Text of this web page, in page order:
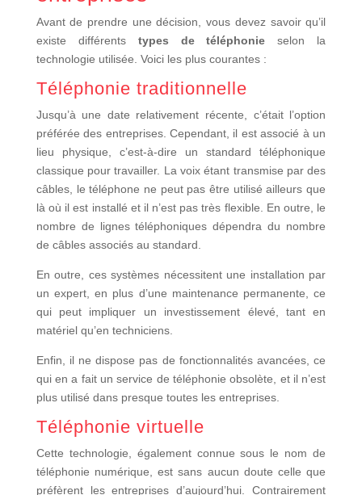
Avant de prendre une décision, vous devez savoir qu’il
existe différentstypes de téléphonie selon la
technologie utilisée. Voici les plus courantes :
Téléphonie traditionnelle
Jusqu’à une date relativement récente, c’était l’option
préférée des entreprises. Cependant, il est associé à un
lieu physique, c’est-à-dire un standard téléphonique
classique pour travailler. La voix étant transmise par des
câbles, le téléphone ne peut pas être utilisé ailleurs que
là où il est installé et il n’est pas très flexible. En outre, le
nombre de lignes téléphoniques dépendra du nombre
de câbles associés au standard.
En outre, ces systèmes nécessitent une installation par
un expert, en plus d’une maintenance permanente, ce
qui peut impliquer un investissement élevé, tant en
matériel qu’en techniciens.
Enfin, il ne dispose pas de fonctionnalités avancées, ce
qui en a fait un service de téléphonie obsolète, et il n’est
plus utilisé dans presque toutes les entreprises.
Téléphonie virtuelle
Cette technologie, également connue sous le nom de
téléphonie numérique, est sans aucun doute celle que
préfèrent les entreprises d’aujourd’hui. Contrairement